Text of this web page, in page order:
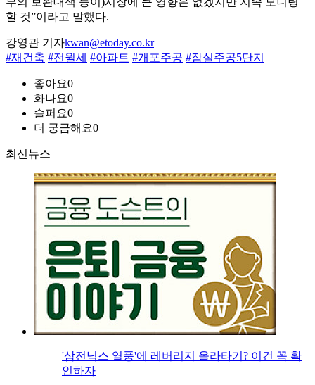
할 것”이라고 말했다.
강영관 기자kwan@etoday.co.kr
#재건축 #전월세 #아파트 #개포주공 #잠실주공5단지
좋아요0
화나요0
슬퍼요0
더 궁금해요0
최신뉴스
'삼전닉스 열풍'에 레버리지 올라타기? 이건 꼭 확
인하자